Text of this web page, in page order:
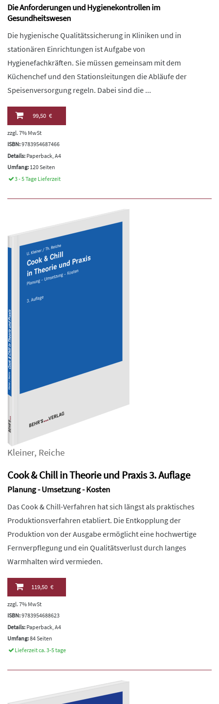
Die Anforderungen und Hygienekontrollen im
Gesundheitswesen
Die hygienische Qualitätssicherung in Kliniken und in
stationären Einrichtungen ist Aufgabe von
Hygienefachkräften. Sie müssen gemeinsam mit dem
Küchenchef und den Stationsleitungen die Abläufe der
Speisenversorgung regeln. Dabei sind die ...
99,50 €
zzgl. 7% MwSt
ISBN:9783954687466
Details: Paperback, A4
Umfang: 120 Seiten
3 - 5 Tage Lieferzeit
Kleiner, Reiche
Cook & Chill in Theorie und Praxis 3. Auflage
Planung - Umsetzung - Kosten
Das Cook & Chill-Verfahren hat sich längst als praktisches
Produktionsverfahren etabliert. Die Entkopplung der
Produktion von der Ausgabe ermöglicht eine hochwertige
Fernverpflegung und ein Qualitätsverlust durch langes
Warmhalten wird vermieden.
119,50 €
zzgl. 7% MwSt
ISBN:9783954688623
Details: Paperback, A4
Umfang:84 Seiten
Lieferzeit ca. 3-5 tage